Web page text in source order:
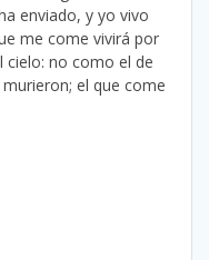
enviado, y yo vivo
me come vivirá por
cielo: no como el de
el que come